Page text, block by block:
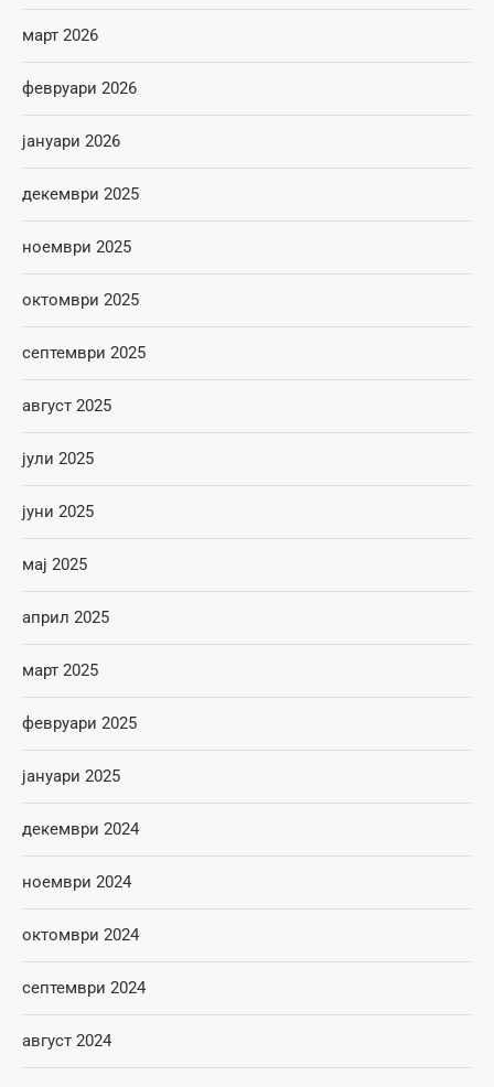
март 2026
февруари 2026
јануари 2026
декември 2025
ноември 2025
октомври 2025
септември 2025
август 2025
јули 2025
јуни 2025
мај 2025
април 2025
март 2025
февруари 2025
јануари 2025
декември 2024
ноември 2024
октомври 2024
септември 2024
август 2024